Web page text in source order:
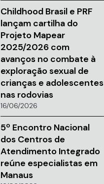
Childhood Brasil e PRF
lançam cartilha do
Projeto Mapear
2025/2026 com
avanços no combate à
exploração sexual de
crianças e adolescentes
nas rodovias
16/06/2026
5º Encontro Nacional
dos Centros de
Atendimento Integrado
reúne especialistas em
Manaus